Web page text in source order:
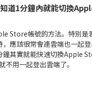
道1分鐘內就能切換
Store帳號的方法。特別是
應該很常會連雲端也一起
其實就能快速切換Apple
不用一起登出雲端了。